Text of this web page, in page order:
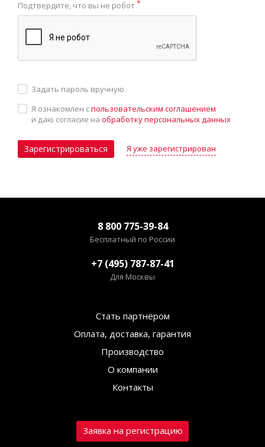
Подтвердите, что вы не робот*
Задать пароль вручную
Я ознакомлен спользовательским соглашением
и даю согласие на обработку персональных данных
Зарегистрироваться Я уже зарегистрирован
8 800 775-39-84
Бесплатный по России
+7 (495) 787-87-41
Для Москвы
Стать партнёром
Оплата, доставка, гарантия
Производство
О компании
Контакты
Заявка на регистрацию